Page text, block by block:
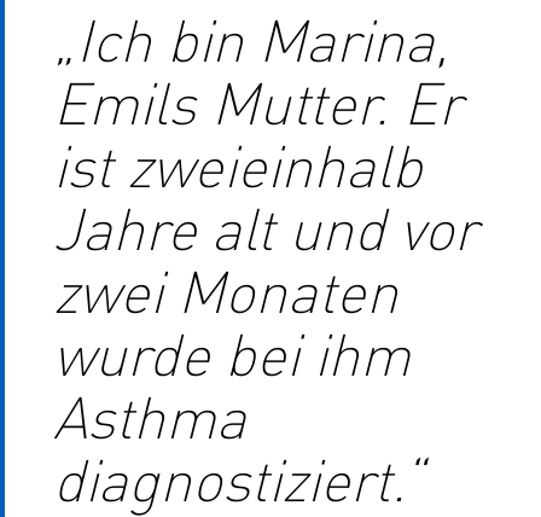
„Ich bin Marina,
Emils Mutter. Er
ist zweieinhalb
Jahre alt und vor
zwei Monaten
wurde bei ihm
Asthma
diagnostiziert.“